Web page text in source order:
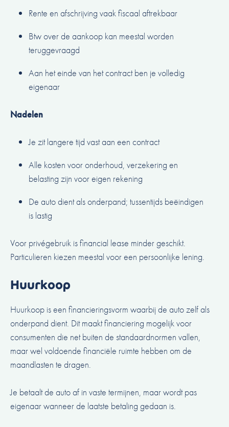
Rente en afschrijving vaak fiscaal aftrekbaar
Btw over de aankoop kan meestal worden
teruggevraagd
Aan het einde van het contract ben je volledig
eigenaar
Nadelen
Je zit langere tijd vast aan een contract
Alle kosten voor onderhoud, verzekering en
belasting zijn voor eigen rekening
De auto dient als onderpand; tussentijds beëindigen
is lastig
Voor privégebruik is financial lease minder geschikt.
Particulieren kiezen meestal voor een persoonlijke lening.
Huurkoop
Huurkoop is een financieringsvorm waarbij de auto zelf als
onderpand dient. Dit maakt financiering mogelijk voor
consumenten die net buiten de standaardnormen vallen,
maar wel voldoende financiële ruimte hebben om de
maandlasten te dragen.
Je betaalt de auto af in vaste termijnen, maar wordt pas
eigenaar wanneer de laatste betaling gedaan is.